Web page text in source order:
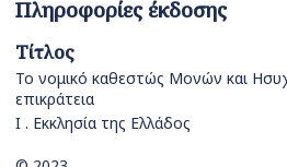
Πληροφορίες έκδοσης
Τίτλος
Το νομικό καθεστώς Μονών και
επικράτεια
I . Εκκλησία της Ελλάδος